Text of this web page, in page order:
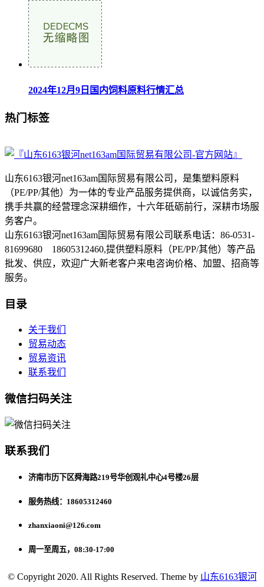
2024年12月9日国内饲料原料行情汇总
热门标签
山东6163银河net163am国际贸易有限公司，是集塑料原料
（PE/PP/其他）为一体的专业产品服务提供商，以诚信务实，
携手共赢的经营理念深耕细作，十六年砥砺前行，深耕市场服
务客户。
山东6163银河net163am国际贸易有限公司联系电话：86-0531-
81699680 18605312460,提供塑料原料（PE/PP/其他）等产品
批发、供应，欢迎广大新老客户来电咨询价格、加盟、招商等
服务。
目录
关于我们
贸易动态
贸易资讯
联系我们
微信扫码关注
联系我们
济南市历下区舜海路219号华创观礼中心4号楼26层
服务热线：18605312460
zhanxiaoni@126.com
周一至周五，08:30-17:00
© Copyright 2020. All Rights Reserved. Theme by 山东6163银河